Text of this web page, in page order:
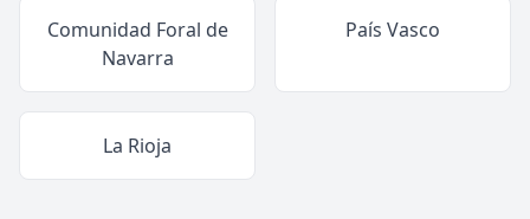
Comunidad Foral de
Navarra
País Vasco
La Rioja